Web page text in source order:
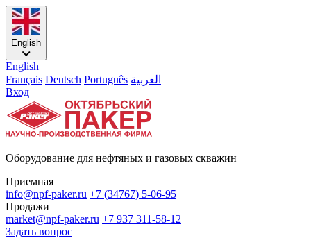
English
English
Français Deutsch Português العربية
Вход
Оборудование для нефтяных и газовых скважин
Приемная
info@npf-paker.ru +7 (34767) 5-06-95
Продажи
market@npf-paker.ru +7 937 311-58-12
Задать вопрос